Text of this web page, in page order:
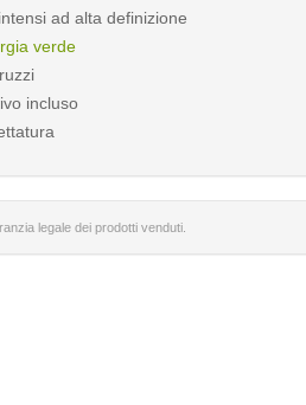
ad alta definizione
verde
incluso
legale dei prodotti venduti.